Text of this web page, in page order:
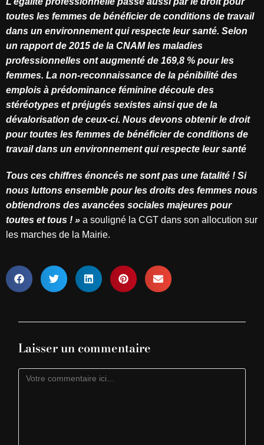
toutes les femmes de bénéficier de conditions de travail
dans un environnement qui respecte leur santé. Selon
un rapport de 2015 de la CNAM les maladies
professionnelles ont augmenté de 169,8 % pour les
femmes. La non-reconnaissance de la pénibilité des
emplois à prédominance féminine découle des
stéréotypes et préjugés sexistes ainsi que de la
dévalorisation de ceux-ci. Nous devons obtenir le droit
pour toutes les femmes de bénéficier de conditions de
travail dans un environnement qui respecte leur santé
Tous ces chiffres énoncés ne sont pas une fatalité ! Si
nous luttons ensemble pour les droits des femmes nous
obtiendrons des avancées sociales majeures pour
toutes et tous ! » a souligné la CGT dans son allocution sur
les marches de la Mairie.
Laisser un commentaire